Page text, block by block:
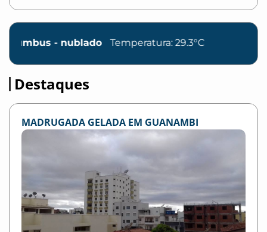
Temperatura: 29.3°C
Destaques
MADRUGADA GELADA EM GUANAMBI